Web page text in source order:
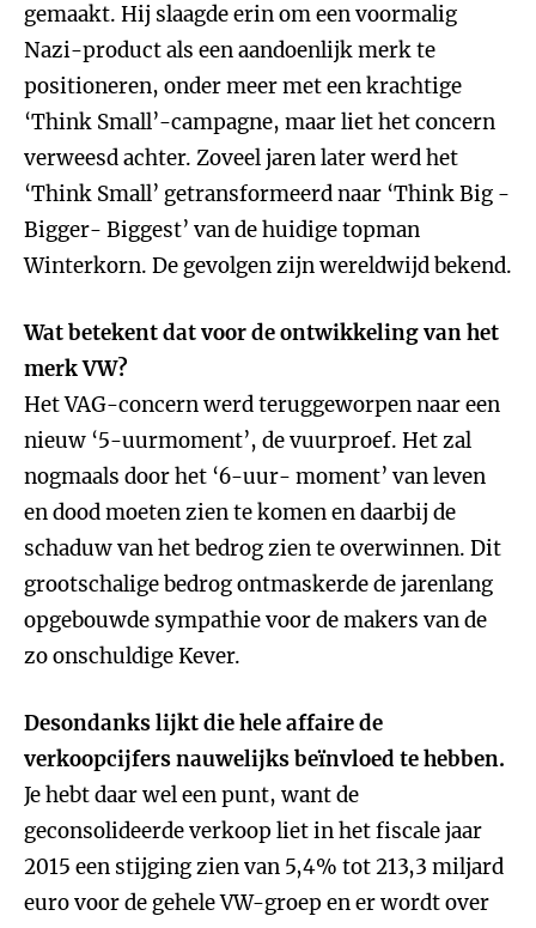
gemaakt. Hij slaagde erin om een voormalig
Nazi-product als een aandoenlijk merk te
positioneren, onder meer met een krachtige
‘Think Small’-campagne, maar liet het concern
verweesd achter. Zoveel jaren later werd het
‘Think Small’ getransformeerd naar ‘Think Big -
Bigger- Biggest’ van de huidige topman
Winterkorn. De gevolgen zijn wereldwijd bekend.
Wat betekent dat voor de ontwikkeling van het
merk VW?
Het VAG-concern werd teruggeworpen naar een
nieuw ‘5-uurmoment’, de vuurproef. Het zal
nogmaals door het ‘6-uur- moment’ van leven
en dood moeten zien te komen en daarbij de
schaduw van het bedrog zien te overwinnen. Dit
grootschalige bedrog ontmaskerde de jarenlang
opgebouwde sympathie voor de makers van de
zo onschuldige Kever.
Desondanks lijkt die hele affaire de
verkoopcijfers nauwelijks beïnvloed te hebben.
Je hebt daar wel een punt, want de
geconsolideerde verkoop liet in het fiscale jaar
2015 een stijging zien van 5,4% tot 213,3 miljard
euro voor de gehele VW-groep en er wordt over